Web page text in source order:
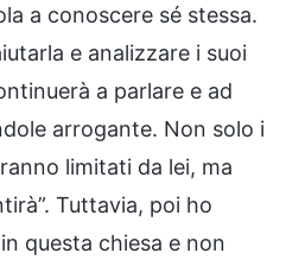
a conoscere sé stessa.
e analizzare i suoi
a parlare e ad
arrogante. Non solo i
limitati da lei, ma
Tuttavia, poi ho
questa chiesa e non